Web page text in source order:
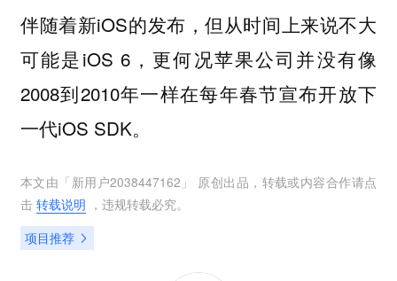
伴随着新iOS的发布，但从时间上来说不大
可能是iOS 6，更何况苹果公司并没有像
2008到2010年一样在每年春节宣布开放下
一代iOS SDK。
本文由「 新用户2038447162 」 原创出品，转载或内容合作请点
击 转载说明 ，违规转载必究。
项目推荐